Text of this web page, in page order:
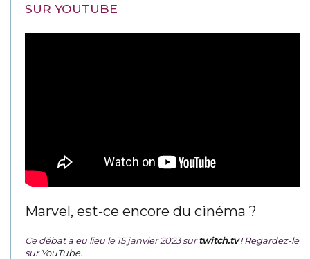
SUR YOUTUBE
Marvel, est-ce encore du cinéma ?
Ce débat a eu lieu le 15 janvier 2023 surtwitch.tv ! Regardez-le
surYouTube.